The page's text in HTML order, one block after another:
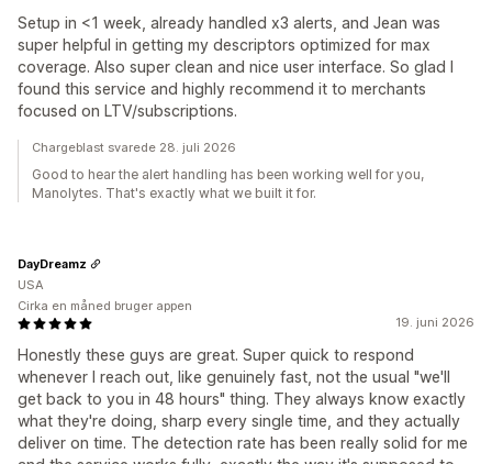
Setup in <1 week, already handled x3 alerts, and Jean was
super helpful in getting my descriptors optimized for max
coverage. Also super clean and nice user interface. So glad I
found this service and highly recommend it to merchants
focused on LTV/subscriptions.
Chargeblast svarede 28. juli 2026
Good to hear the alert handling has been working well for you,
Manolytes. That's exactly what we built it for.
19. juni 2026
Honestly these guys are great. Super quick to respond
whenever I reach out, like genuinely fast, not the usual "we'll
get back to you in 48 hours" thing. They always know exactly
what they're doing, sharp every single time, and they actually
deliver on time. The detection rate has been really solid for me
DayDreamz
USA
Cirka en måned bruger appen